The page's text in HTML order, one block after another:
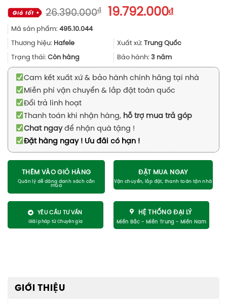
26.390.000₫
Giá
26.390.000₫.
19.792.000₫Giá
là:
Mã sản phẩm: 495.10.044
Thương hiệu: Hafele Xuất xứ: Trung Quốc
Trạng thái: Còn hàng Bảo hành: 3 năm
Cam kết xuất xứ & bảo hành chính hãng tại nhà
Miễn phí vận chuyển & lắp đặt toàn quốc
Đổi trả linh hoạt
Thanh toán khi nhận hàng, hỗ trợ mua trả góp
Chat ngayđể nhận quà tặng !
Đặt hàng ngay ! Ưu đãi có hạn !
THÊM VÀO GIỎ HÀNG ĐẶT MUA NGAY
YÊU CẦU TƯ VẤN HỆ THỐNG ĐẠI LÝ
GIỚI THIỆU